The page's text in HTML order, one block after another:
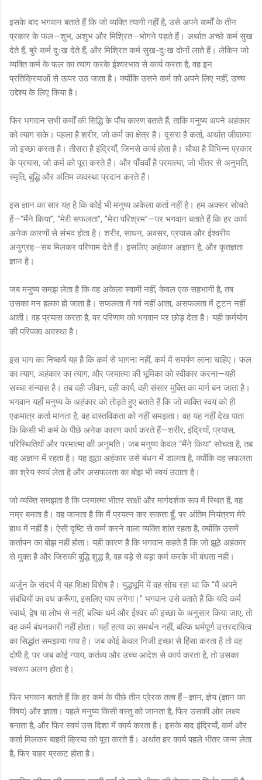
इसके बाद भगवान बताते हैं कि जो व्यक्ति त्यागी नहीं है, उसे अपने कर्मों के तीन
प्रकार के फल—शुभ, अशुभ और मिश्रित—भोगने पड़ते हैं। अर्थात अच्छे कर्म सुख
देते हैं, बुरे कर्म दुःख देते हैं, और मिश्रित कर्म सुख-दुःख दोनों लाते हैं। लेकिन जो
व्यक्ति कर्म के फल का त्याग करके ईश्वरभाव से कार्य करता है, वह इन
प्रतिक्रियाओं से ऊपर उठ जाता है। क्योंकि उसने कर्म को अपने लिए नहीं, उच्च
उद्देश्य के लिए किया है।
फिर भगवान सभी कर्मों की सिद्धि के पाँच कारण बताते हैं, ताकि मनुष्य अपने अहंकार
को त्याग सके। पहला है शरीर, जो कर्म का क्षेत्र है। दूसरा है कर्ता, अर्थात जीवात्मा
जो इच्छा करता है। तीसरा है इंद्रियाँ, जिनसे कार्य होता है। चौथा है विभिन्न प्रकार
के प्रयास, जो कर्म को पूरा करते हैं। और पाँचवाँ है परमात्मा, जो भीतर से अनुमति,
स्मृति, बुद्धि और अंतिम व्यवस्था प्रदान करते हैं।
इस ज्ञान का सार यह है कि कोई भी मनुष्य अकेला कर्ता नहीं है। हम अक्सर सोचते
हैं—“मैंने किया”, “मेरी सफलता”, “मेरा परिश्रम”—पर भगवान बताते हैं कि हर कार्य
अनेक कारणों से संभव होता है। शरीर, साधन, अवसर, प्रयास और ईश्वरीय
अनुग्रह—सब मिलकर परिणाम देते हैं। इसलिए अहंकार अज्ञान है, और कृतज्ञता
ज्ञान है।
जब मनुष्य समझ लेता है कि वह अकेला स्वामी नहीं, केवल एक सहभागी है, तब
उसका मन हल्का हो जाता है। सफलता में गर्व नहीं आता, असफलता में टूटन नहीं
आती। वह प्रयास करता है, पर परिणाम को भगवान पर छोड़ देता है। यही कर्मयोग
की परिपक्व अवस्था है।
इस भाग का निष्कर्ष यह है कि कर्म से भागना नहीं, कर्म में समर्पण लाना चाहिए। फल
का त्याग, अहंकार का त्याग, और परमात्मा की भूमिका को स्वीकार करना—यही
सच्चा संन्यास है। तब वही जीवन, वही कार्य, वही संसार मुक्ति का मार्ग बन जाता है।
भगवान यहाँ मनुष्य के अहंकार को तोड़ते हुए बताते हैं कि जो व्यक्ति स्वयं को ही
एकमात्र कर्ता मानता है, वह वास्तविकता को नहीं समझता। वह यह नहीं देख पाता
कि किसी भी कर्म के पीछे अनेक कारण कार्य करते हैं—शरीर, इंद्रियाँ, प्रयास,
परिस्थितियाँ और परमात्मा की अनुमति। जब मनुष्य केवल “मैंने किया” सोचता है, तब
वह अज्ञान में रहता है। यह झूठा अहंकार उसे बंधन में डालता है, क्योंकि वह सफलता
का श्रेय स्वयं लेता है और असफलता का बोझ भी स्वयं उठाता है।
जो व्यक्ति समझता है कि परमात्मा भीतर साक्षी और मार्गदर्शक रूप में स्थित हैं, वह
नम्र बनता है। वह जानता है कि मैं प्रयत्न कर सकता हूँ, पर अंतिम नियंत्रण मेरे
हाथ में नहीं है। ऐसी दृष्टि से कर्म करने वाला व्यक्ति शांत रहता है, क्योंकि उसमें
कर्तापन का बोझ नहीं होता। यही कारण है कि भगवान कहते हैं कि जो झूठे अहंकार
से मुक्त है और जिसकी बुद्धि शुद्ध है, वह बड़े से बड़ा कर्म करके भी बंधता नहीं।
अर्जुन के संदर्भ में यह शिक्षा विशेष है। युद्धभूमि में वह सोच रहा था कि “मैं अपने
संबंधियों का वध करूँगा, इसलिए पाप लगेगा।” भगवान उसे बताते हैं कि यदि कर्म
स्वार्थ, द्वेष या लोभ से नहीं, बल्कि धर्म और ईश्वर की इच्छा के अनुसार किया जाए, तो
वह कर्म बंधनकारी नहीं होता। यहाँ हत्या का समर्थन नहीं, बल्कि धर्मपूर्ण उत्तरदायित्व
का सिद्धांत समझाया गया है। जब कोई केवल निजी इच्छा से हिंसा करता है तो वह
दोषी है, पर जब कोई न्याय, कर्तव्य और उच्च आदेश से कार्य करता है, तो उसका
स्वरूप अलग होता है।
फिर भगवान बताते हैं कि हर कर्म के पीछे तीन प्रेरक तत्व हैं—ज्ञान, ज्ञेय (ज्ञान का
विषय) और ज्ञाता। पहले मनुष्य किसी वस्तु को जानता है, फिर उसकी ओर लक्ष्य
बनाता है, और फिर स्वयं उस दिशा में कार्य करता है। इसके बाद इंद्रियाँ, कर्म और
कर्ता मिलकर बाहरी क्रिया को पूरा करते हैं। अर्थात हर कार्य पहले भीतर जन्म लेता
है, फिर बाहर प्रकट होता है।